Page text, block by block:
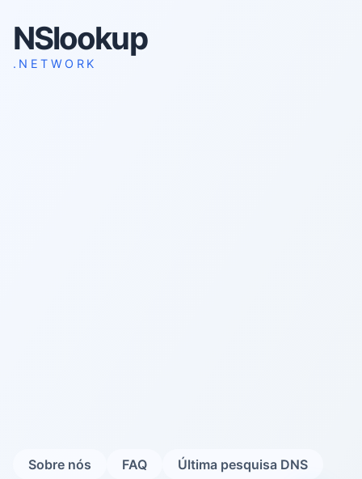
NSlookup
.NETWORK
Sobre nós FAQ
Última pesquisa DNS